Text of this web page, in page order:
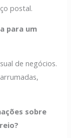
postal.
para um
de negócios.
sobre